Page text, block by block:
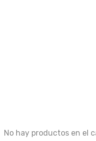
No hay productos en el